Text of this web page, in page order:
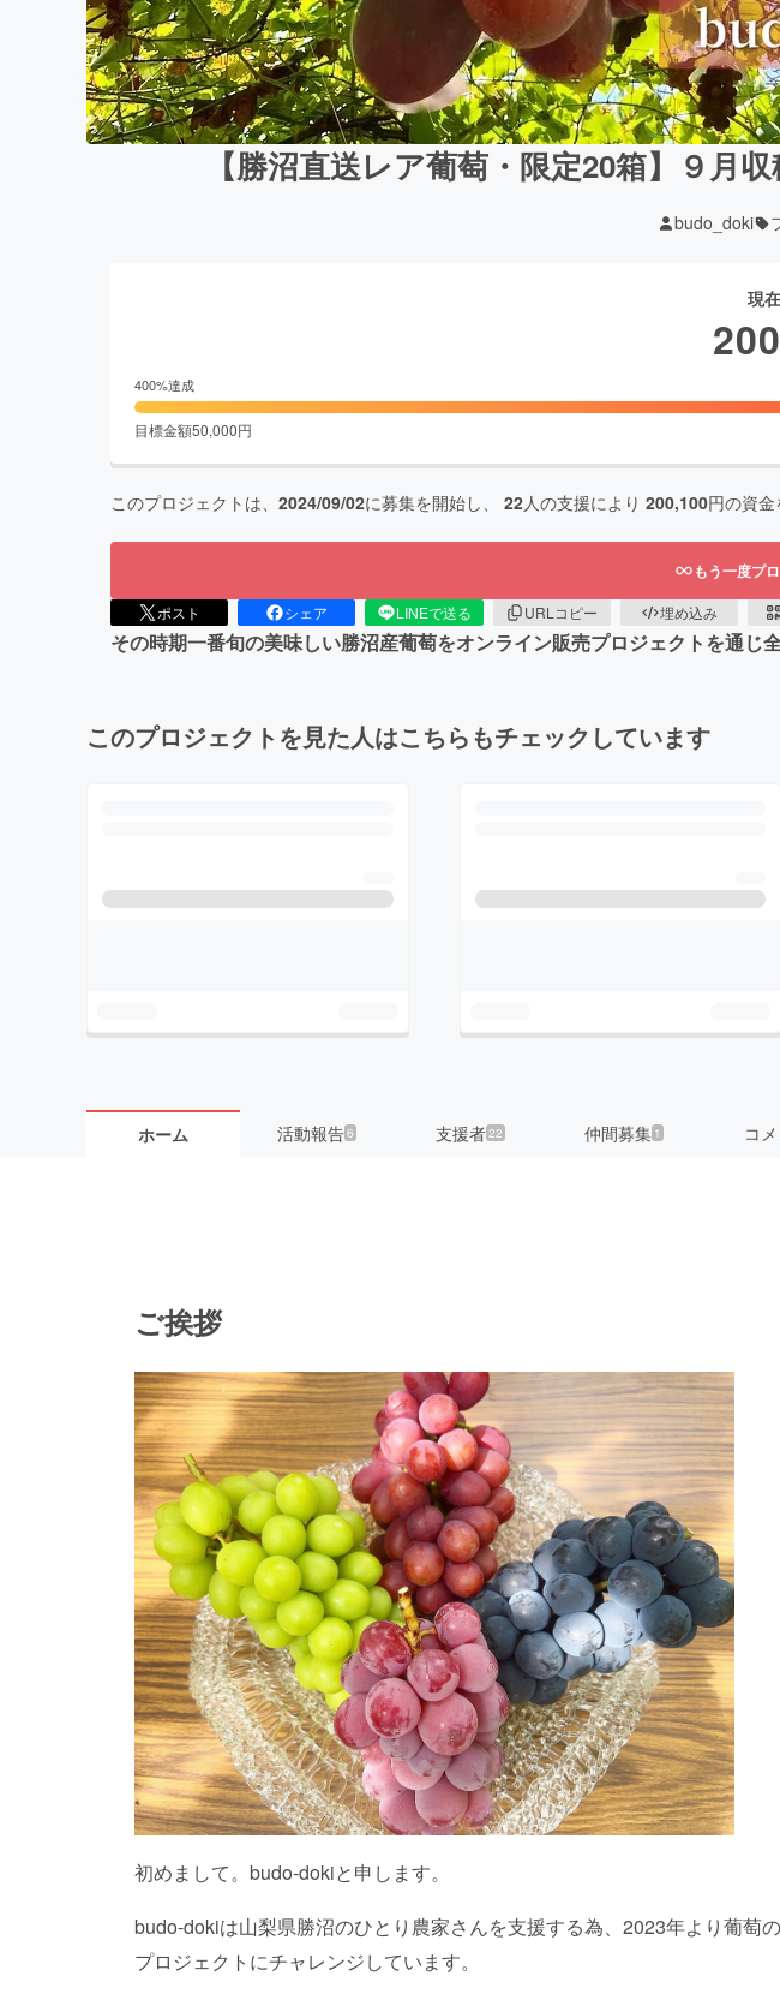
【勝沼直送レア葡萄・限定20箱】９月
budo_doki
現
400%達成
目標金額50,000円
このプロジェクトは、 2024/09/02に募集を開始し、 22人の支援により 200,100円の資金
もう一度プ
ポスト シェア LINEで送る URLコピー 埋め込み
その時期一番旬の美味しい勝沼産葡萄をオンライン販売プロジェクトを通じ
このプロジェクトを見た人はこちらもチェックしています
ホーム 活動報告6 支援者22 仲間募集 1 コ
ご挨拶
初めまして。budo-dokiと申します。
budo-dokiは山梨県勝沼のひとり農家さんを支援する為、2023年より葡萄
プロジェクトにチャレンジしています。